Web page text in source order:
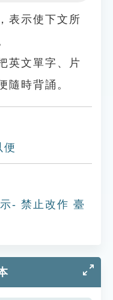
表示使下文所
英文單字、片
隨時背誦。
便
- 禁止改作 臺